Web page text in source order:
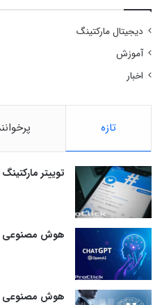
دیجیتال مارکتینگ
آموزش
اخبار
تازه
توییتر
هوش مصنوعی ChatGPT چیست؟
هوش مصنوعی و